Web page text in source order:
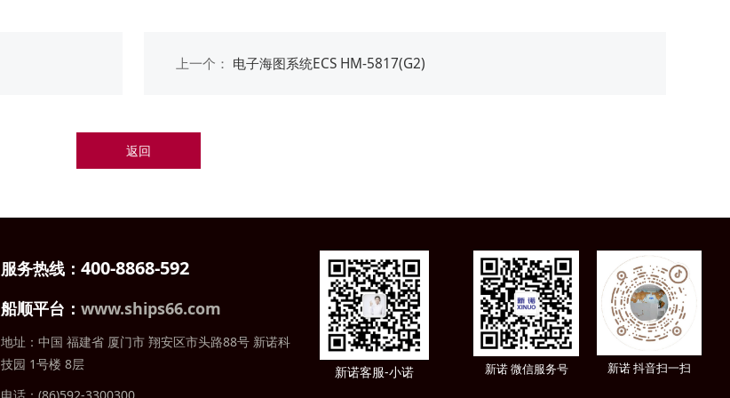
上一个： 电子海图系统ECS HM-5817(G2)
返回
服务热线： 400-8868-592
船顺平台： www.ships66.com
地址：中国 福建省 厦门市 翔安区市头路88号 新诺科
技园 1号楼 8层
新诺客服-小诺 新诺 微信服务号 新诺 抖音扫一扫